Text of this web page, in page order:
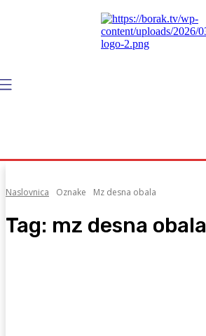
Naslovnica Oznake Mz desna obala
Tag: mz desna obala